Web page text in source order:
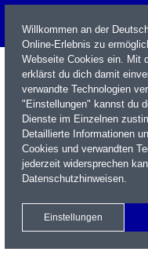
Name / WKN / ISIN / Kürzel
Xetra Realtime
Willkommen an der
Online-Erlebnis zu
Webseite Cookies ein. Mit
erklärst du dich damit
verwandte Technologien
"Einstellungen" kannst du
Dienste im Einzelnen
Detaillierte Informationen
Cookies und verwandten
jederzeit widersprechen
Datenschutzhinweisen.
Einstellungen